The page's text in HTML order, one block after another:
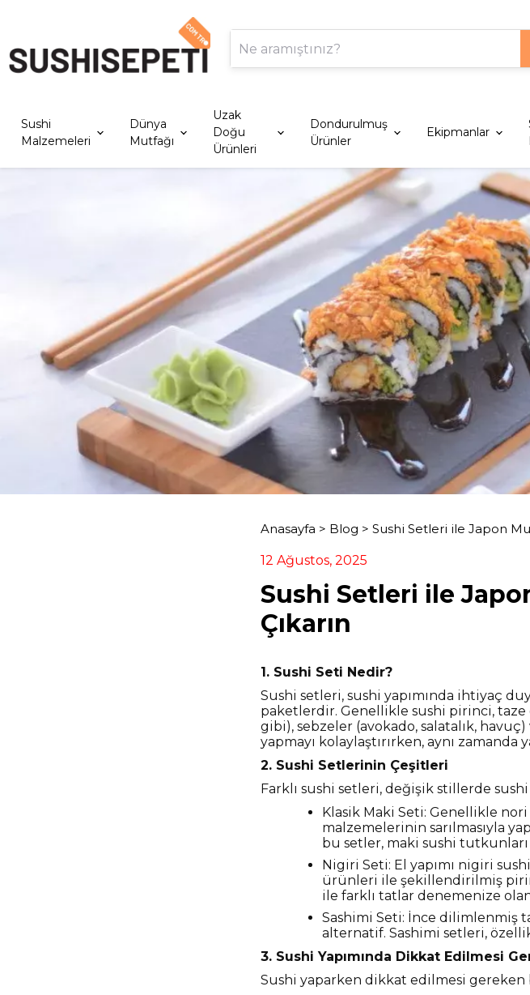
Sushi
Malzemeleri
Dünya
Mutfağı
Uzak
Doğu
Ürünleri
Dondurulmuş
Ürünler
Ekipmanlar
Anasayfa > Blog > Sushi Setleri ile Japon
12 Ağustos, 2025
Sushi Setleri ile
Çıkarın
1. Sushi Seti Nedir?
Sushi setleri, sushi yapımında ihtiyaç
paketlerdir. Genellikle sushi pirinci, taze
gibi), sebzeler (avokado, salatalık,
yapmayı kolaylaştırırken, aynı zamanda
2. Sushi Setlerinin Çeşitleri
Farklı sushi setleri, değişik stillerde
Klasik Maki Seti: Genellikle
malzemelerinin sarılmasıyla
bu setler, maki sushi
Nigiri Seti: El yapımı nigiri
ürünleri ile şekillendirilmiş
ile farklı tatlar denemenize
Sashimi Seti: İnce dilimlenmiş
alternatif. Sashimi setleri,
3. Sushi Yapımında Dikkat Edilmesi
Sushi yaparken dikkat edilmesi gereken